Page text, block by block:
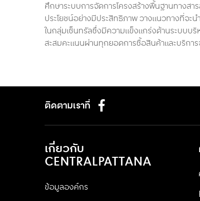
ศึกษาระบบการจัดการโครงสร้างพื้นฐานทางส
ประโยชน์อย่างมีประสิทธิภาพ วางแนวทางที่จะ
ในกลุ่มเซ็นทรัลซึ่งมีความแข็งแกร่งด้านระบบบ
สะสมคะแนนผ่านทุกยอดการซื้อสินค้าและบริการ
ติดตามเราที่
เกี่ยวกับ
CENTRALPATTANA
ข้อมูลองค์กร